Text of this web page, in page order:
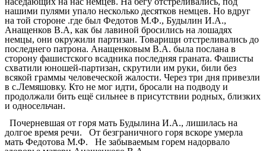
нашими пулями упало несколько десятков немцев. Но вдруг
на той стороне .где был Федотов М.Ф., Будылин И.А.,
Анащенков В.А, как бы лавиной бросились на лошадях
немцы, они окружили партизан. Товарищи отстреливались до
последнего патрона. Анащенковым В.А. была послана в
сторону фашистского всадника последняя граната. Фашисты
схватили юношей-партизан, скрутили им руки, били без
всякой граммы человеческой жалости. Через три дня привезли
в с.Лемяшовку. Кто не мог идти, бросали на подводу и
продолжали бить ещё сильнее в присутствии родных, близких
и односельчан.
Почерневшая от горя мать Будылина И.А., лишилась на
долгое время речи. От безграничного горя вскоре умерла
мать Федотова М.Ф. Не забываемым горем надорвало